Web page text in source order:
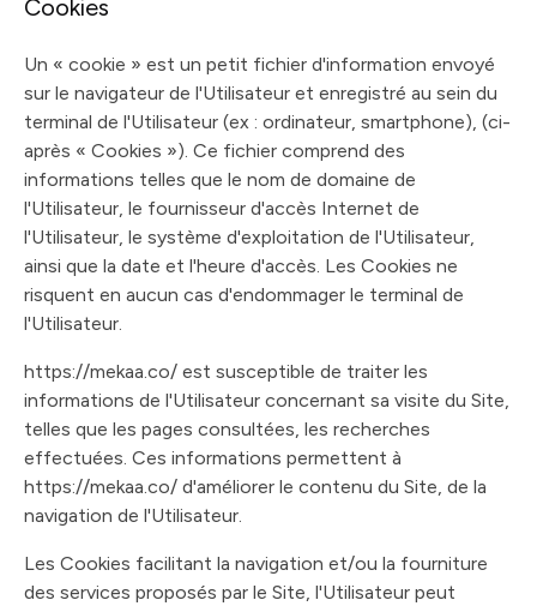
Cookies
Un « cookie » est un petit fichier d'information envoyé
sur le navigateur de l'Utilisateur et enregistré au sein du
terminal de l'Utilisateur (ex : ordinateur, smartphone), (ci-
après « Cookies »). Ce fichier comprend des
informations telles que le nom de domaine de
l'Utilisateur, le fournisseur d'accès Internet de
l'Utilisateur, le système d'exploitation de l'Utilisateur,
ainsi que la date et l'heure d'accès. Les Cookies ne
risquent en aucun cas d'endommager le terminal de
l'Utilisateur.
https://mekaa.co/ est susceptible de traiter les
informations de l'Utilisateur concernant sa visite du Site,
telles que les pages consultées, les recherches
effectuées. Ces informations permettent à
https://mekaa.co/ d'améliorer le contenu du Site, de la
navigation de l'Utilisateur.
Les Cookies facilitant la navigation et/ou la fourniture
des services proposés par le Site, l'Utilisateur peut